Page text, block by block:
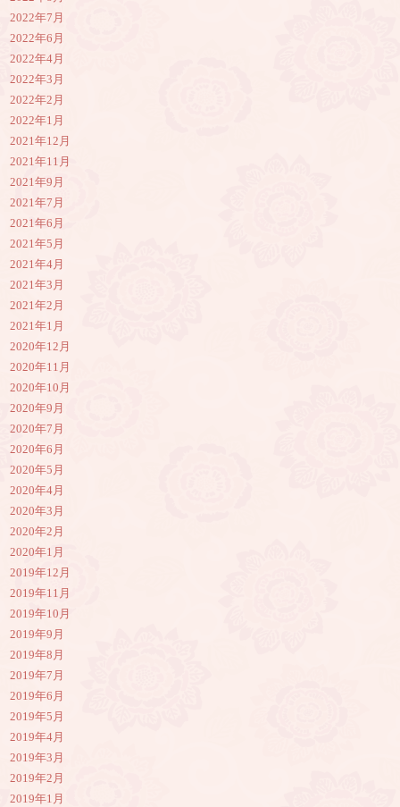
2022年7月
2022年6月
2022年4月
2022年3月
2022年2月
2022年1月
2021年12月
2021年11月
2021年9月
2021年7月
2021年6月
2021年5月
2021年4月
2021年3月
2021年2月
2021年1月
2020年12月
2020年11月
2020年10月
2020年9月
2020年7月
2020年6月
2020年5月
2020年4月
2020年3月
2020年2月
2020年1月
2019年12月
2019年11月
2019年10月
2019年9月
2019年8月
2019年7月
2019年6月
2019年5月
2019年4月
2019年3月
2019年2月
2019年1月